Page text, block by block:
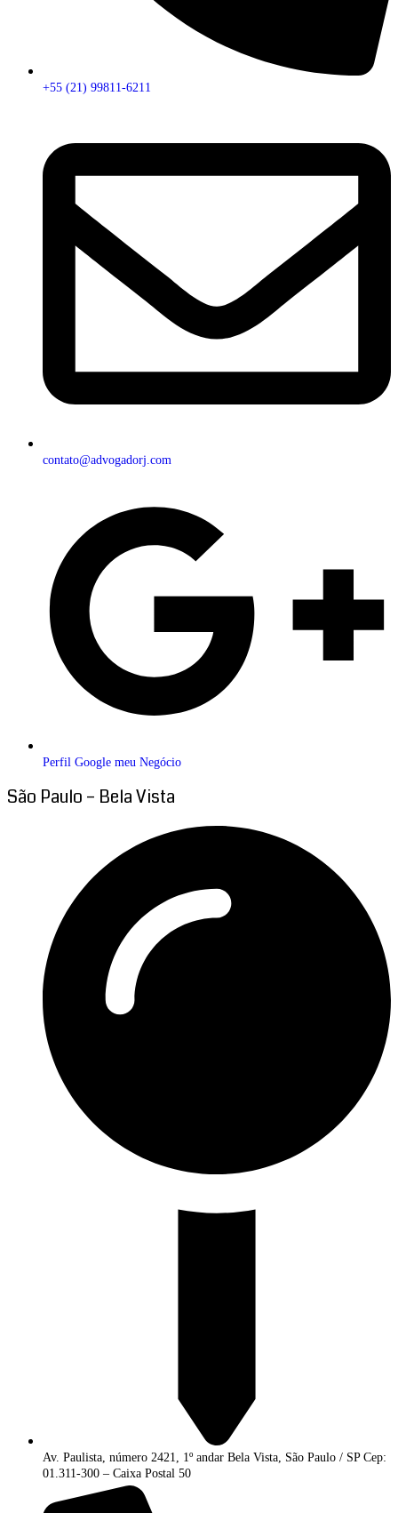
+55 (21) 99811-6211
contato@advogadorj.com
Perfil Google meu Negócio
São Paulo – Bela Vista
Av. Paulista, número 2421, 1º andar Bela Vista, São Paulo / SP Cep:
01.311-300 – Caixa Postal 50